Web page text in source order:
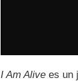
I Am Alive es un